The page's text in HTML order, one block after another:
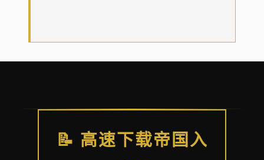
📝 高速下载帝国入